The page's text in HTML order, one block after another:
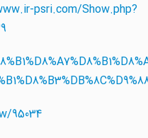
psri.com/Show.php?
139
D8%B1%D8%A7%D8%B1%D
8%B1%D8%B3%DB%8C%D
95034